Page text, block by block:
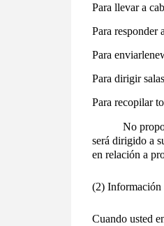
Para llevar a
Para responder
Para enviarle
Para dirigir
Para recopilar
No
será dirigido a
en relación a
(2) Información
Cuando usted